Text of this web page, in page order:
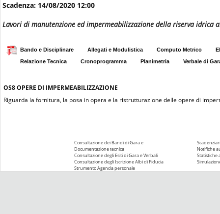
Scadenza: 14/08/2020 12:00
Lavori di manutenzione ed impermeabilizzazione della riserva idrica
Bando e Disciplinare Allegati e Modulistica Computo Metrico
Relazione Tecnica
Cronoprogramma Planimetria Verbale di
OS8OPERE DI IMPERMEABILIZZAZIONE
Riguarda la fornitura, la posa in opera e la ristrutturazione delle opere di
Consultazione dei Bandi di Gara e
Documentazione tecnica
Consultazione degli Esiti di Gara e Verbali
Consultazione degli Iscrizione Albi di Fiducia
Strumento Agenda personale
Notifiche
Statistiche